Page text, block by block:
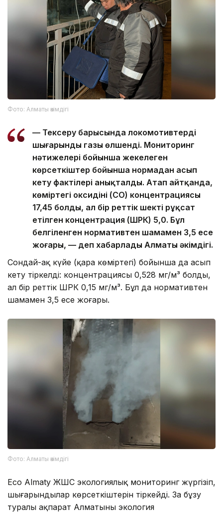
Фото: Алматы әкімдігі
— Тексеру барысында локомотивтердің
шығарынды газы өлшенді. Мониторинг
нәтижелері бойынша жекелеген
көрсеткіштер бойынша нормадан асып
кету фактілері анықталды. Атап айтқанда,
көміртегі оксидінің (CO) концентрациясы
17,45 болды, ал бір реттік шекті рұқсат
етілген концентрация (ШРК) 5,0. Бұл
белгіленген нормативтен шамамен 3,5 есе
жоғары, — деп хабарлады Алматы әкімдігі.
Сондай-ақ күйе (қара көміртегі) бойынша да асып
кету тіркелді: концентрациясы 0,528 мг/м³ болды,
ал бір реттік ШРК 0,15 мг/м³. Бұл да нормативтен
шамамен 3,5 есе жоғары.
Фото: Алматы әкімдігі
Eco Almaty ЖШС экологиялық мониторинг жүргізіп,
шығарындылар көрсеткіштерін тіркейді. Заң бұзу
туралы ақпарат Алматының экология